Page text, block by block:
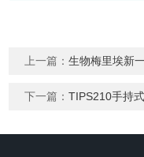
上一篇：生物梅里埃新
下一篇：TIPS210手持式